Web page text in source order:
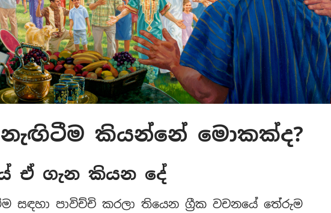
කියන්නේ මොකක්ද?
ඒ ගැන කියන දේ
සඳහා පාවිච්චි කරලා තියෙන ග්‍රීක වචනයේ තේරුම